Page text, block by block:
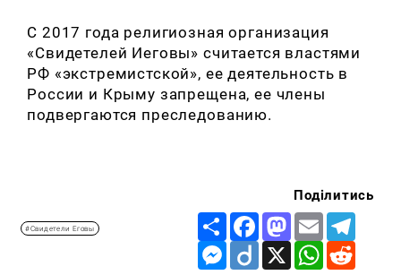
С 2017 года религиозная организация
«Свидетелей Иеговы» считается властями
РФ «экстремистской», ее деятельность в
России и Крыму запрещена, ее члены
подвергаются преследованию.
#Свидетели Еговы
Поділитись
Share FacebookMastodon
Email
Messenger
Diigo X WhatsApp